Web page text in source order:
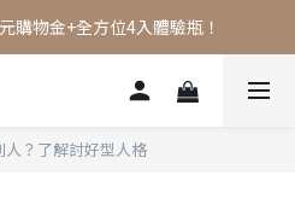
購物金+全方位4入體驗瓶！
人？了解討好型人格